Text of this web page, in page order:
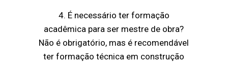
4. É necessário ter formação
acadêmica para ser mestre de obra?
Não é obrigatório, mas é recomendável
ter formação técnica em construção